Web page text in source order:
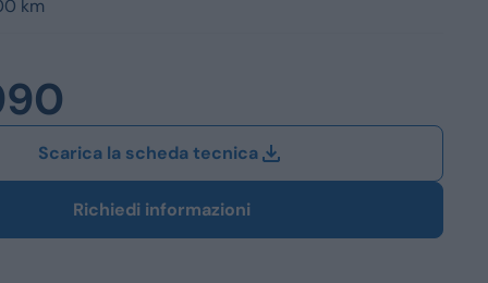
km
Scarica la scheda tecnica
Richiedi informazioni